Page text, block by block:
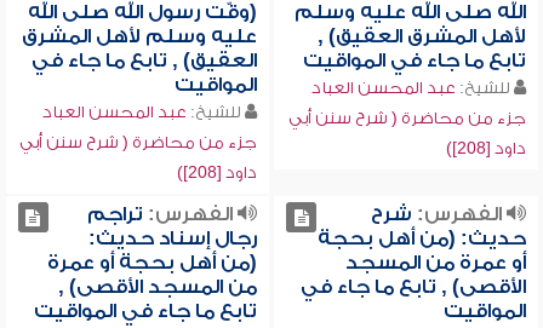
الله صلى الله عليه وسلم
لأهل المشرق العقيق) ,
تابع ما جاء في المواقيت
للشيخ: عبد المحسن العباد
جزء من محاضرة ( شرح سنن أبي
داود [208])
(وقّت رسول الله صلى الله
عليه وسلم لأهل المشرق
العقيق) , تابع ما جاء في
المواقيت
للشيخ: عبد المحسن العباد
جزء من محاضرة ( شرح سنن أبي
داود [208])
الفهرس: شرح
حديث: (من أهل بحجة
أو عمرة من المسجد
الأقصى) , تابع ما جاء في
المواقيت
الفهرس: تراجم
رجال إسناد حديث:
(من أهل بحجة أو عمرة
من المسجد الأقصى) ,
تابع ما جاء في المواقيت